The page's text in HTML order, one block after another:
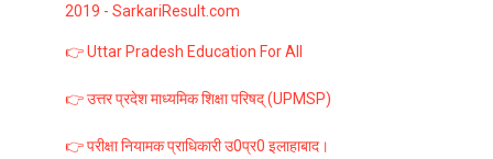
2019 - SarkariResult.com
👉 Uttar Pradesh Education For All
👉 उत्तर प्रदेश माध्यमिक शिक्षा परिषद् (UPMSP)
👉 परीक्षा नियामक प्राधिकारी उ0प्र0 इलाहाबाद।